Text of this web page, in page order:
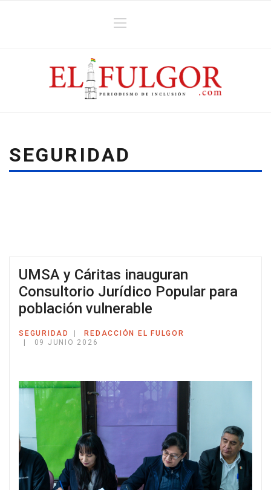
SEGURIDAD
UMSA y Cáritas inauguran
Consultorio Jurídico Popular para
población vulnerable
SEGURIDAD
REDACCIÓN EL FULGOR
09 JUNIO 2026